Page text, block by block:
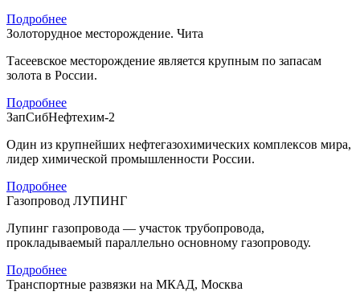
Подробнее
Золоторудное месторождение. Чита
Тасеевское месторождение является крупным по запасам
золота в России.
Подробнее
ЗапСибНефтехим-2
Один из крупнейших нефтегазохимических комплексов мира,
лидер химической промышленности России.
Подробнее
Газопровод ЛУПИНГ
Лупинг газопровода — участок трубопровода,
прокладываемый параллельно основному газопроводу.
Подробнее
Транспортные развязки на МКАД, Москва